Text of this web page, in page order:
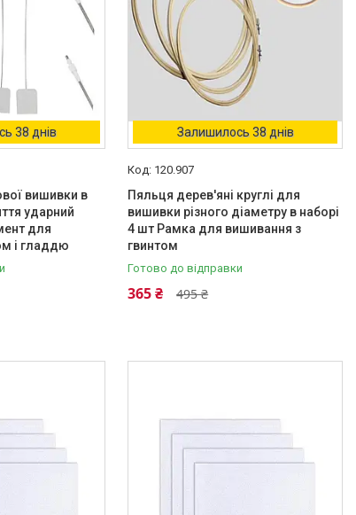
38 днів
вишивки в
ударний
для
і гладдю
Залишилось 38 днів
120.907
Пяльця дерев'яні круглі для
вишивки різного діаметру в наборі
4 шт Рамка для вишивання з
гвинтом
Готово до відправки
495 ₴
365 ₴